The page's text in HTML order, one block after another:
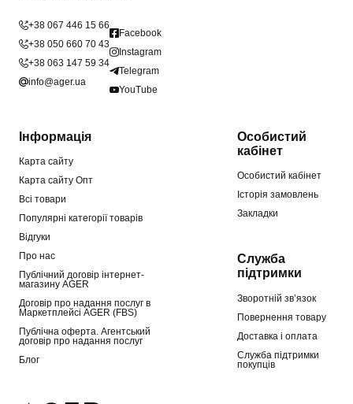
+38 067 446 15 66
+38 050 660 70 43
+38 063 147 59 34
info@ager.ua
Facebook
Instagram
Telegram
YouTube
Інформація
Карта сайту
Карта сайту Опт
Всі товари
Популярні категорії товарів
Відгуки
Про нас
Публічний договір інтернет-
магазину AGER
Договір про надання послуг в
Маркетплейсі AGER (FBS)
Публічна оферта. Агентський
договір про надання послуг
Блог
Особистий
кабінет
Особистий кабінет
Історія замовлень
Закладки
Служба
підтримки
Зворотній зв’язок
Повернення товару
Доставка і оплата
Служба підтримки
покупців